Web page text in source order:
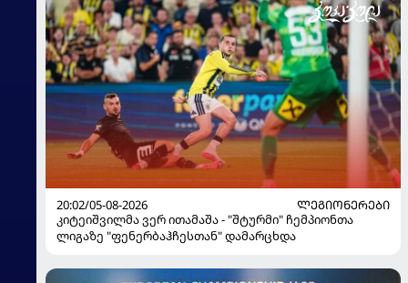
20:02/05-08-2026
ᲚᲔᲒᲘᲝᲜᲔᲠᲔᲑᲘ
კიტეიშვილმა ვერ ითამაშა - "შტურმი" ჩემპიონთა
ლიგაზე "ფენერბაჰჩესთან" დამარცხდა